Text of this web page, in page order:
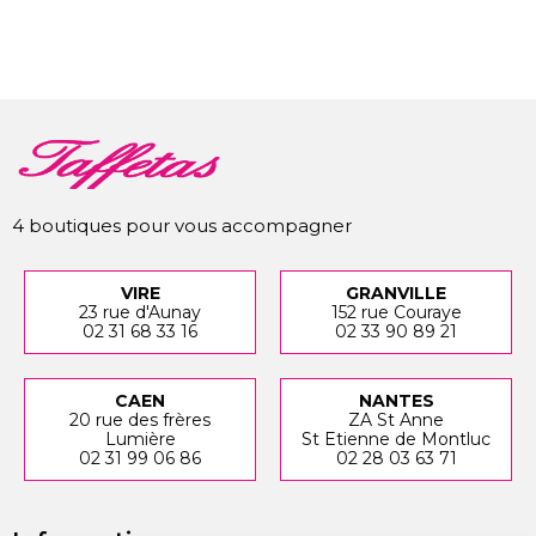
4 boutiques pour vous accompagner
VIRE
23 rue d'Aunay
02 31 68 33 16
GRANVILLE
152 rue Couraye
02 33 90 89 21
CAEN
20 rue des frères
Lumière
02 31 99 06 86
NANTES
ZA St Anne
St Etienne de Montluc
02 28 03 63 71